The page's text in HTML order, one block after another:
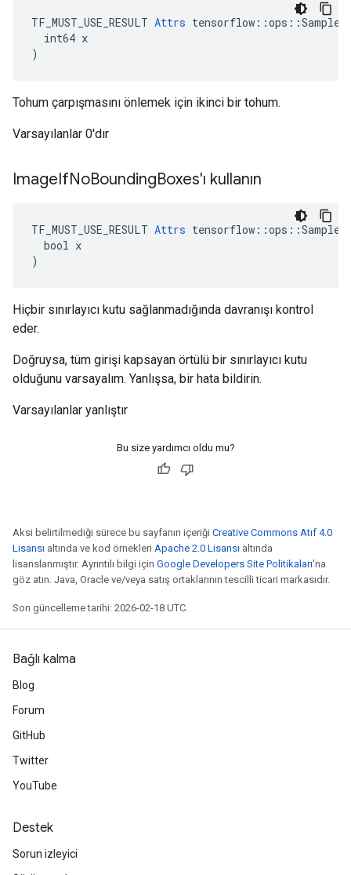
TF_MUST_USE_RESULT Attrs
  int64 x
)
Tohum çarpışmasını önlemek için ikinci bir tohum.
Varsayılanlar 0'dır
ImageIfNoBoundingBoxes'ı kullanın
TF_MUST_USE_RESULT Attrs
  bool x
)
Hiçbir sınırlayıcı kutu sağlanmadığında davranışı kontrol
eder.
Doğruysa, tüm girişi kapsayan örtülü bir sınırlayıcı kutu
olduğunu varsayalım. Yanlışsa, bir hata bildirin.
Varsayılanlar yanlıştır
Bu size yardımcı oldu mu?
Aksi belirtilmediği sürece bu sayfanın içeriği Creative Commons Atıf 4.0
Lisansı altında ve kod örnekleri Apache 2.0 Lisansı altında
lisanslanmıştır. Ayrıntılı bilgi için Google Developers Site Politikaları'na
göz atın. Java, Oracle ve/veya satış ortaklarının tescilli ticari markasıdır.
Son güncelleme tarihi: 2026-02-18 UTC.
Bağlı kalma
Blog
Forum
GitHub
Twitter
YouTube
Destek
Sorun izleyici